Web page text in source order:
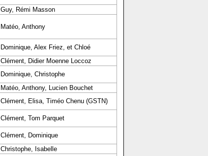
Guy, Rémi Masson
Matéo, Anthony
Dominique, Alex Friez, et Chloé
Clément, Didier Moenne Loccoz
Dominique, Christophe
Matéo, Anthony, Lucien Bouchet
Clément, Elisa, Timéo Chenu (GSTN)
Clément, Tom Parquet
Clément, Dominique
Christophe, Isabelle